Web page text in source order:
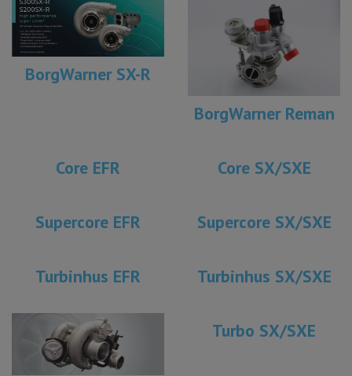
BorgWarner SX-R
BorgWarner Reman
Core EFR Core SX/SXE
Supercore EFR Supercore SX/SXE
Turbinhus EFR Turbinhus SX/SXE
Turbo SX/SXE